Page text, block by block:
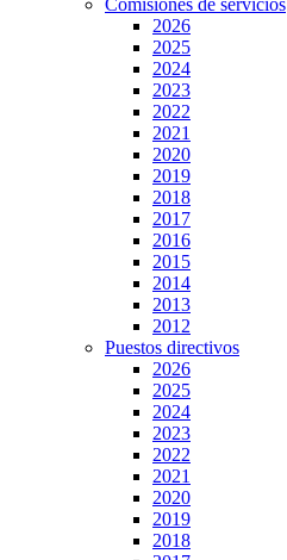
Comisiones de servicios
2026
2025
2024
2023
2022
2021
2020
2019
2018
2017
2016
2015
2014
2013
2012
Puestos directivos
2026
2025
2024
2023
2022
2021
2020
2019
2018